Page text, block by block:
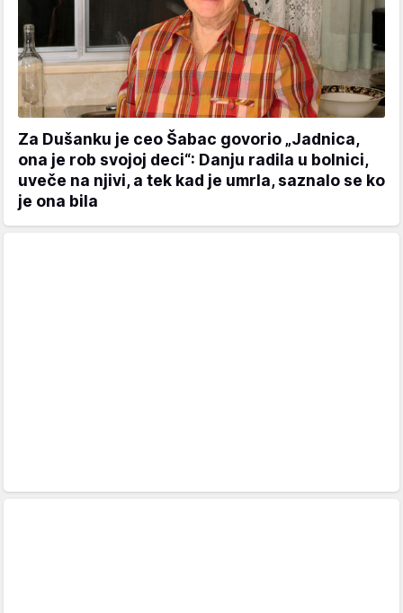
Za Dušanku je ceo Šabac govorio „Jadnica,
ona je rob svojoj deci“: Danju radila u bolnici,
uveče na njivi, a tek kad je umrla, saznalo se ko
je ona bila